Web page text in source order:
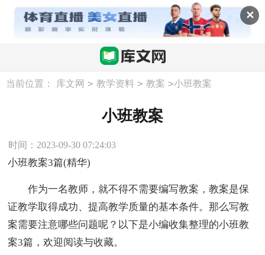
✕
当前位置： 库文网 > 教学资料 > 教案 >小班教案
小班教案
时间：2023-09-30 07:24:03
小班教案3篇(精华)
作为一名教师，就不得不需要编写教案，教案是保
证教学取得成功、提高教学质量的基本条件。那么写教
案需要注意哪些问题呢？以下是小编收集整理的小班教
案3篇，欢迎阅读与收藏。